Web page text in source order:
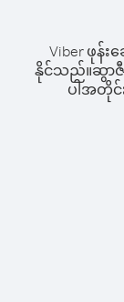
Viber ဖုန်
နိုင်သည်။ဆွာ
ပါအတိုင်း